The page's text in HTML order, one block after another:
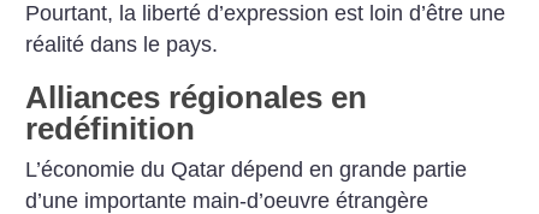
Pourtant, la liberté d’expression est loin d’être une
réalité dans le pays.
Alliances régionales en
redéfinition
L’économie du Qatar dépend en grande partie
d’une importante main-d’oeuvre étrangère